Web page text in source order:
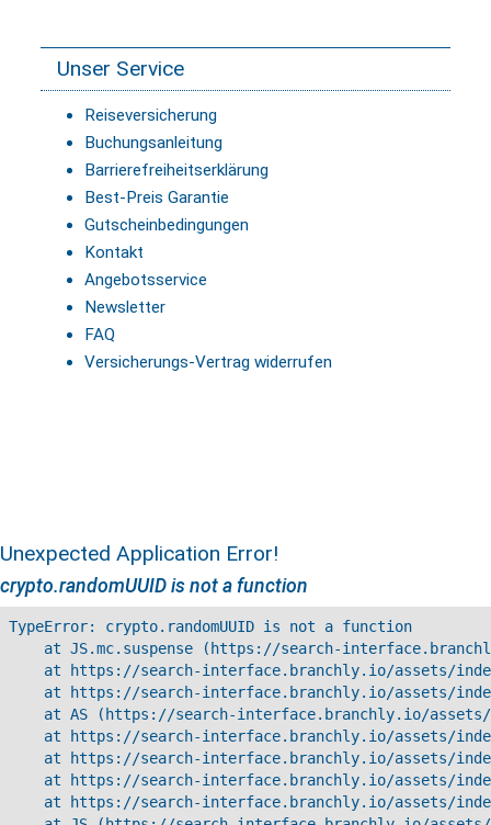
Unser Service
Reiseversicherung
Buchungsanleitung
Barrierefreiheitserklärung
Best-Preis Garantie
Gutscheinbedingungen
Kontakt
Angebotsservice
Newsletter
FAQ
Versicherungs-Vertrag widerrufen
Unexpected Application Error!
crypto.randomUUID is not a function
TypeError: crypto.randomUUID is not a function
at JS.mc.suspense (https://search-
at https://search-interface.branchly.io/assets/
at https://search-interface.branchly.io/assets/
at AS (https://search-interface.branchly.io/
at https://search-interface.branchly.io/assets/
at https://search-interface.branchly.io/assets/
at https://search-interface.branchly.io/assets/
at https://search-interface.branchly.io/assets/